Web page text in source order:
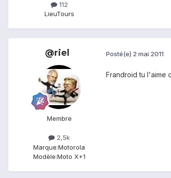
112
LieuTours
@riel
Membre
2,5k
Marque:Motorola
Modèle:Moto X+1
Posté(e) 2 mai 2011
Frandroid tu l'aime